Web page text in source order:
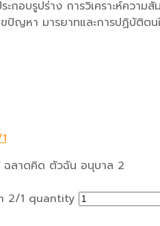
กอบรูปร่าง การวิเคราะห์ควา
ปัญหา มารยาทและการปฏิบัติต
ฉลาดคิด ตัวฉัน อนุบาล 2
2/1 quantity